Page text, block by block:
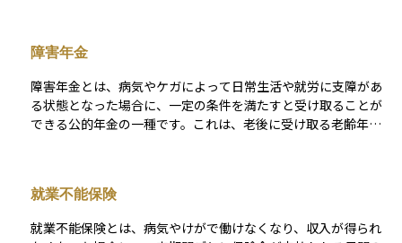
障害年金
障害年金とは、病気やケガによって日常生活や就労に支障があ
る状態となった場合に、一定の条件を満たすと受け取ることが
できる公的年金の一種です。これは、老後に受け取る老齢年金
険料納付要件を満たしていること、そして障害の程度が法律で
定められた等級に該当することが必要です。障害年金には「障
害基礎年金」と「障害厚生年金」の2種類があり、どの年金制度
就業不能保険
就業不能保険とは、病気やけがで働けなくなり、収入が得られ